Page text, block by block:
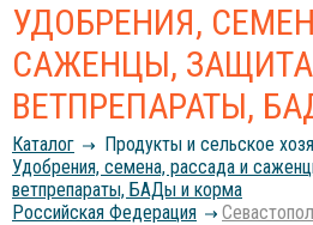
УДОБРЕНИЯ,
САЖЕНЦЫ,
ВЕТПРЕПАРАТЫ,
Каталог
Продукты и сельское
Удобрения, семена, рассада и
ветпрепараты, БАДы и корма
Российcкая Федерация